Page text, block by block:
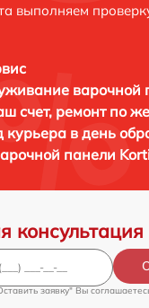
выполняем
варочной
счет, ремонт по
курьера в день
панели
заявку" Вы